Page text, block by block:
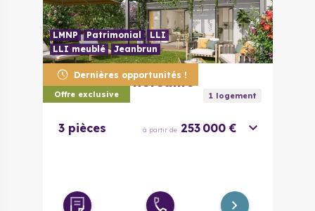
Dernières opportunités !
Offre exclusive
LMNP Patrimonial
LLI
LLI meublé
Jeanbrun
31170 Tournefeuille
Ecrin Boisé 1logement
3 pièces à partir de 253 000 €